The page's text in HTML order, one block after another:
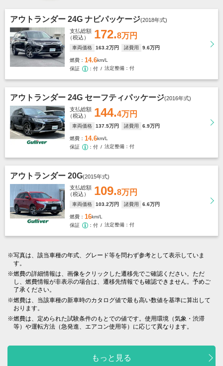
アウトランダー 24G ナビパッケージ(2018年式)
172.8万円
支払総額
（税込）
車両価格 163.2万円 諸費用 9.6万円
燃費 14.6km/L
保証
付 法定整備 付
アウトランダー 24G セーフティパッケージ(2016年式)
144.4万円
支払総額
（税込）
車両価格 137.5万円 諸費用 6.9万円
燃費 14.6km/L
保証
付 法定整備 付
アウトランダー 20G(2015年式)
109.8万円
支払総額
（税込）
車両価格 103.2万円 諸費用 6.6万円
燃費 16km/L
保証
付 法定整備 付
写真は、該当車種の年式、グレード等を問わず参考として表示していま
す。
燃費の詳細情報は、画像をクリックした遷移先でご確認ください。ただ
し、燃費情報が非表示の場合は、遷移先情報でも確認できません。予めご
了承ください。
燃費は、当該車種の新車時のカタログ値で最も高い数値を基準に算出して
おります。
燃費は、定められた試験条件のもとでの値です。使用環境（気象・渋滞
等）や運転方法（急発進、エアコン使用等）に応じて異なります。
もっと見る